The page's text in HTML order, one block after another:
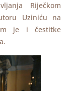
Riječkom
Uziniću na
je i čestitke